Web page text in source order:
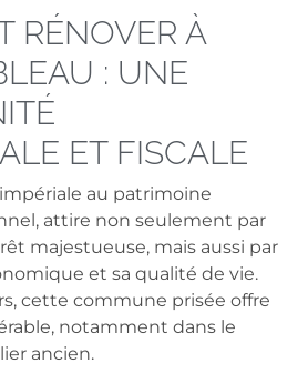
RÉNOVER À
: UNE
ET FISCALE
au patrimoine
attire non seulement par
majestueuse, mais aussi par
et sa qualité de vie.
cette commune prisée offre
notamment dans le
ancien.